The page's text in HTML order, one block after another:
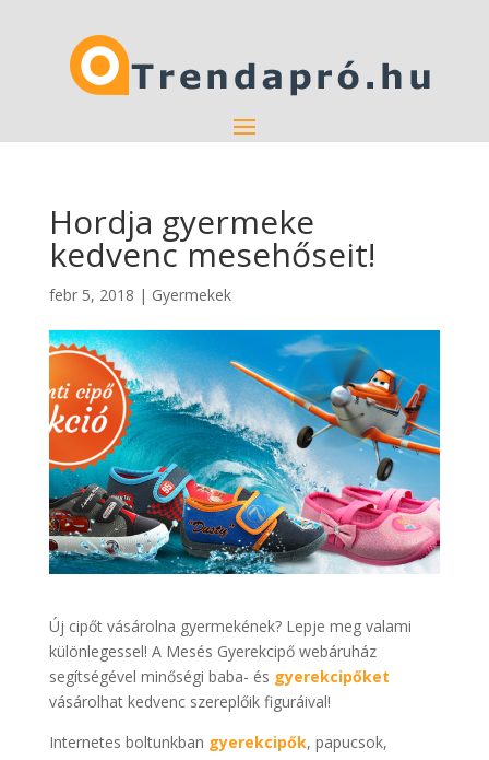
Hordja gyermeke
kedvenc mesehőseit!
febr 5, 2018 | Gyermekek
Új cipőt vásárolna gyermekének? Lepje meg valami
különlegessel! A Mesés Gyerekcipő webáruház
segítségével minőségi baba- és gyerekcipőket
vásárolhat kedvenc szereplőik figuráival!
Internetes boltunkban gyerekcipők, papucsok,